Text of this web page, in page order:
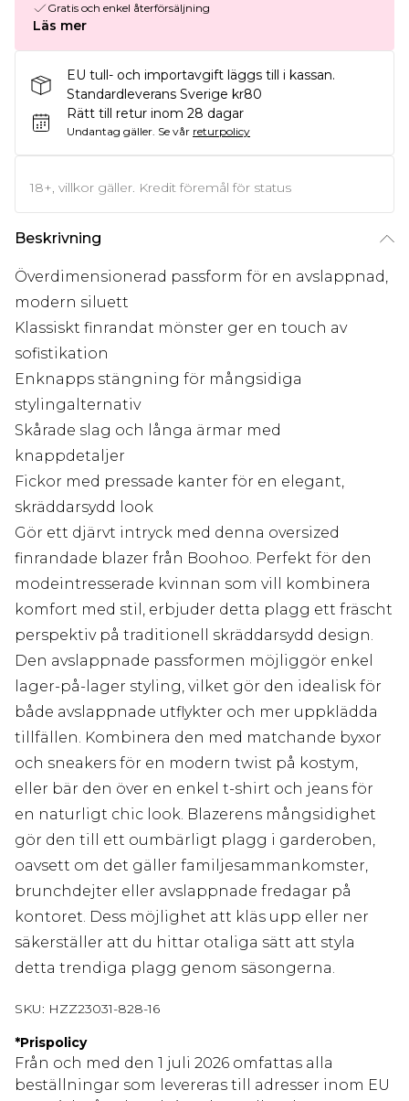
Gratis och enkel återförsäljning
Läs mer
EU tull- och importavgift läggs till i kassan.
Standardleverans Sverige kr80
Rätt till retur inom 28 dagar
Undantag gäller. Se vår returpolicy
18+, villkor gäller. Kredit föremål för status
Beskrivning
Överdimensionerad passform för en avslappnad,
modern siluett
Klassiskt finrandat mönster ger en touch av
sofistikation
Enknapps stängning för mångsidiga
stylingalternativ
Skårade slag och långa ärmar med
knappdetaljer
Fickor med pressade kanter för en elegant,
skräddarsydd look
Gör ett djärvt intryck med denna oversized
finrandade blazer från Boohoo. Perfekt för den
modeintresserade kvinnan som vill kombinera
komfort med stil, erbjuder detta plagg ett fräscht
perspektiv på traditionell skräddarsydd design.
Den avslappnade passformen möjliggör enkel
lager-på-lager styling, vilket gör den idealisk för
både avslappnade utflykter och mer uppklädda
tillfällen. Kombinera den med matchande byxor
och sneakers för en modern twist på kostym,
eller bär den över en enkel t-shirt och jeans för
en naturligt chic look. Blazerens mångsidighet
gör den till ett oumbärligt plagg i garderoben,
oavsett om det gäller familjesammankomster,
brunchdejter eller avslappnade fredagar på
kontoret. Dess möjlighet att kläs upp eller ner
säkerställer att du hittar otaliga sätt att styla
detta trendiga plagg genom säsongerna.
SKU: HZZ23031-828-16
*Prispolicy
Från och med den 1 juli 2026 omfattas alla
beställningar som levereras till adresser inom EU